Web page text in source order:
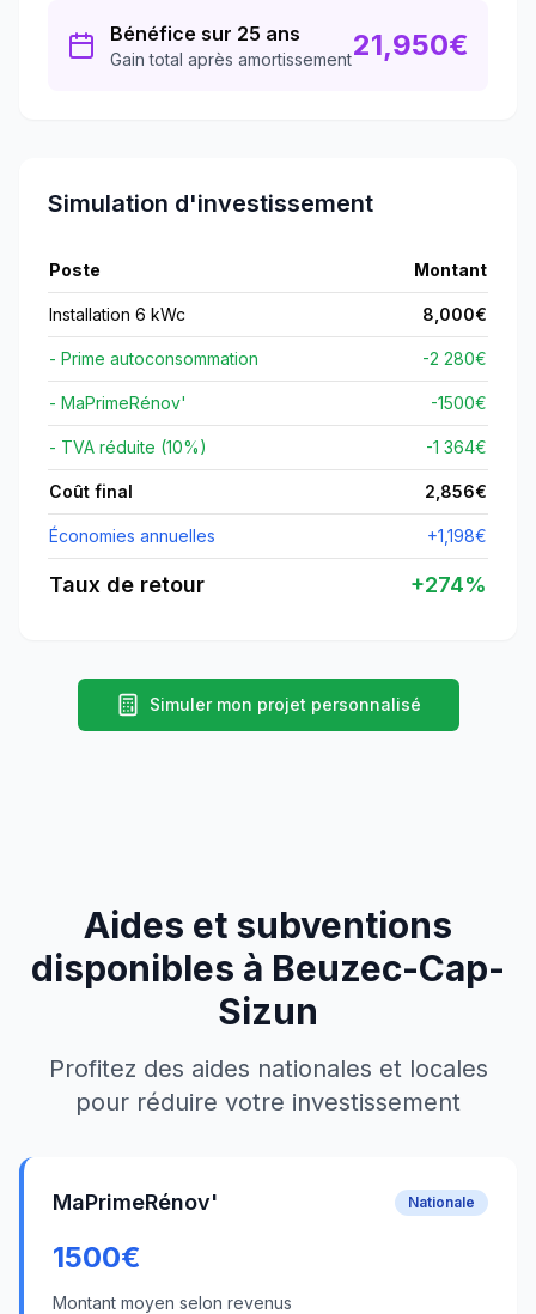
Bénéfice sur 25 ans
Gain total après amortissement21,950€
Simulation d'investissement
Poste Montant
Installation 6 kWc 8,000€
- Prime autoconsommation -2 280€
- MaPrimeRénov' -1500€
- TVA réduite (10%) -1 364€
Coût final 2,856€
Économies annuelles +1,198€
Taux de retour +274%
Simuler mon projet personnalisé
Aides et subventions
disponibles à Beuzec-Cap-
Sizun
Profitez des aides nationales et locales
pour réduire votre investissement
MaPrimeRénov' Nationale
1500€
Montant moyen selon revenus